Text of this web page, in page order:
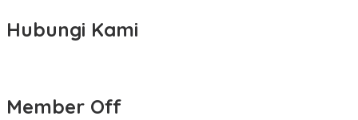
Hubungi Kami
Member Off